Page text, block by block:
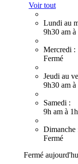
Voir tout
Lundi au
9h30 am
Mercredi :
Fermé
Jeudi au
9h30 am
Samedi :
9h am à
Dimanche
Fermé
Fermé